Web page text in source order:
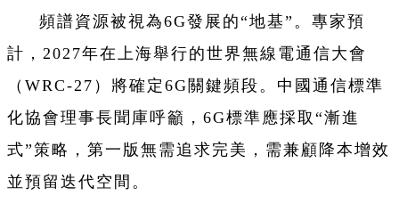
頻譜資源被視為6G發展的“地基”。專家預
計，2027年在上海舉行的世界無線電通信大會
（WRC-27）將確定6G關鍵頻段。中國通信標準
化協會理事長聞庫呼籲，6G標準應採取“漸進
式”策略，第一版無需追求完美，需兼顧降本增效
並預留迭代空間。